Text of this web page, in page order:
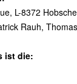
L-8372
Rauh,
ist die: